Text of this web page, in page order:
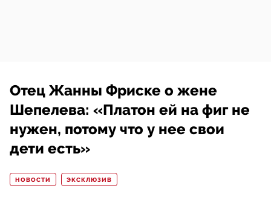
Отец Жанны Фриске о жене
Шепелева: «Платон ей на фиг не
нужен, потому что у нее свои
дети есть»
НОВОСТИ ЭКСКЛЮЗИВ